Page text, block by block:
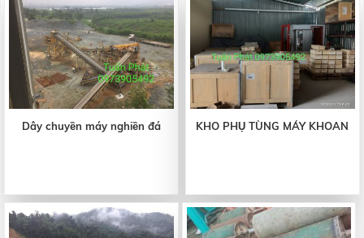
Dây chuyền máy nghiền đá KHO PHỤ TÙNG MÁY KHOAN